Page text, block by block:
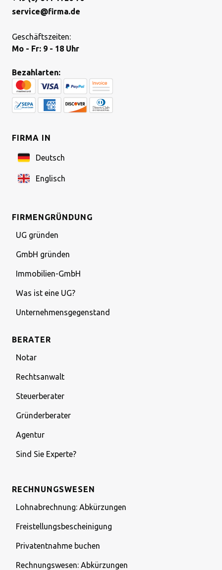
service@firma.de
Geschäftszeiten:
Mo - Fr: 9 - 18 Uhr
Bezahlarten:
FIRMA IN
Deutsch
Englisch
FIRMENGRÜNDUNG
UG gründen
GmbH gründen
Immobilien-GmbH
Was ist eine UG?
Unternehmensgegenstand
BERATER
Notar
Rechtsanwalt
Steuerberater
Gründerberater
Agentur
Sind Sie Experte?
RECHNUNGSWESEN
Lohnabrechnung: Abkürzungen
Freistellungsbescheinigung
Privatentnahme buchen
Rechnungswesen: Abkürzungen